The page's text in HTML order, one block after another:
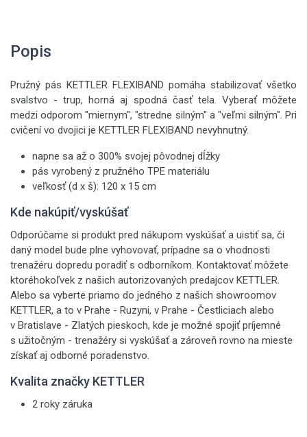
Popis
Pružný pás KETTLER FLEXIBAND pomáha stabilizovať všetko
svalstvo - trup, horná aj spodná časť tela. Vyberať môžete
medzi odporom "miernym", "stredne silným" a "veľmi silným". Pri
cvičení vo dvojici je KETTLER FLEXIBAND nevyhnutný.
napne sa až o 300% svojej pôvodnej dĺžky
pás vyrobený z pružného TPE materiálu
veľkosť (d x š): 120 x 15 cm
Kde nakúpiť/vyskúšať
Odporúčame si produkt pred nákupom vyskúšať a uistiť sa, či
daný model bude plne vyhovovať, prípadne sa o vhodnosti
trenažéru dopredu poradiť s odborníkom. Kontaktovať môžete
ktoréhokoľvek z našich autorizovaných predajcov KETTLER.
Alebo sa vyberte priamo do jedného z našich showroomov
KETTLER, a to v Prahe - Ruzyni, v Prahe - Čestliciach alebo
v Bratislave - Zlatých pieskoch, kde je možné spojiť príjemné
s užitočným - trenažéry si vyskúšať a zároveň rovno na mieste
získať aj odborné poradenstvo.
Kvalita značky KETTLER
2 roky záruka